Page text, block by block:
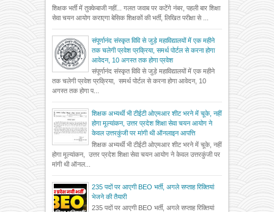
शिक्षक भर्ती में तुक्केबाजी नहीं... गलत जवाब पर कटेंगे नंबर, पहली बार शिक्षा
सेवा चयन आयोग कराएगा बेसिक शिक्षकों की भर्ती, लिखित परीक्षा से ...
संपूर्णानंद संस्कृत विवि से जुड़े महाविद्यालयों में एक महीने
तक चलेगी प्रवेश प्रक्रिया, समर्थ पोर्टल से करना होगा
आवेदन, 10 अगस्त तक होगा प्रवेश
संपूर्णानंद संस्कृत विवि से जुड़े महाविद्यालयों में एक महीने
तक चलेगी प्रवेश प्रक्रिया, समर्थ पोर्टल से करना होगा आवेदन, 10
अगस्त तक होगा प...
शिक्षक अभ्यर्थी भी टीईटी ओएमआर शीट भरने में चूके, नहीं
होगा मूल्यांकन, उत्तर प्रदेश शिक्षा सेवा चयन आयोग ने
केवल उत्तरकुंजी पर मांगी थी ऑनलाइन आपत्ति
शिक्षक अभ्यर्थी भी टीईटी ओएमआर शीट भरने में चूके, नहीं
होगा मूल्यांकन, उत्तर प्रदेश शिक्षा सेवा चयन आयोग ने केवल उत्तरकुंजी पर
मांगी थी ऑनल...
235 पदों पर आएगी BEO भर्ती, अगले सप्ताह रिक्तियां
भेजने की तैयारी
235 पदों पर आएगी BEO भर्ती, अगले सप्ताह रिक्तियां